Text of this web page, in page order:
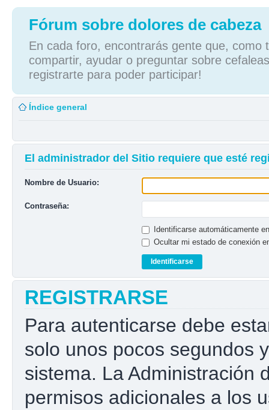
Fórum sobre dolores de cabeza
En cada foro, encontrarás gente que, como
compartir, ayudar o preguntar sobre
registrarte para poder participar!
Índice general
El administrador del Sitio requiere que esté
Nombre de Usuario:
Contraseña:
Identificarse automáticamente
Ocultar mi estado de conexión
REGISTRARSE
Para autenticarse debe
solo unos pocos segundos
sistema. La Administración
permisos adicionales a los